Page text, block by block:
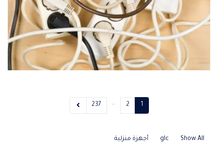
1
2
…
237
Show All
glc أجهزة منزلية